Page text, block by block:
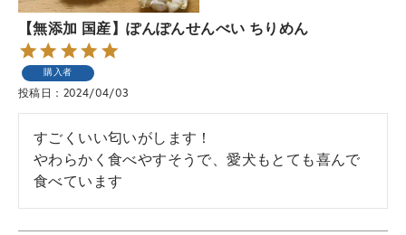
【無添加 国産】ぽんぽんせんべい ちりめん
購入者
投稿日 2024/04/03
すごくいい匂いがします！
やわらかく食べやすそうで、愛犬もとても喜んで